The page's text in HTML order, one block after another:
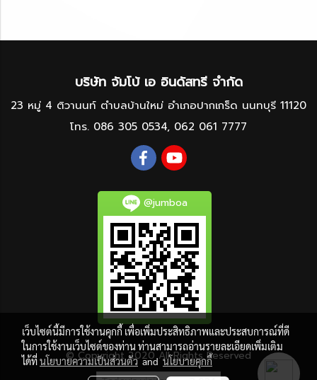
บริษัท จัมโบ้ เอ อินดัสทรี จำกัด
23 หมู่ 4 ติวานนท์ ตำบลบ้านใหม่ อำเภอปากเกร็ด นนทบุรี 11120
โทร. 086 305 0534, 062 061 7777
@jumboa
© Copyright 2020 All Rights Reserved
เว็บไซต์นี้มีการใช้งานคุกกี้ เพื่อเพิ่มประสิทธิภาพและประสบการณ์ที่ดี
ในการใช้งานเว็บไซต์ของท่าน ท่านสามารถอ่านรายละเอียดเพิ่มเติม
ได้ที่นโยบายความเป็นส่วนตัวandนโยบายคุกกี้